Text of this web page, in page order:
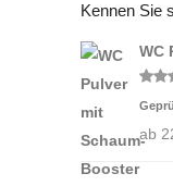
Kennen Sie
WC
von
ab